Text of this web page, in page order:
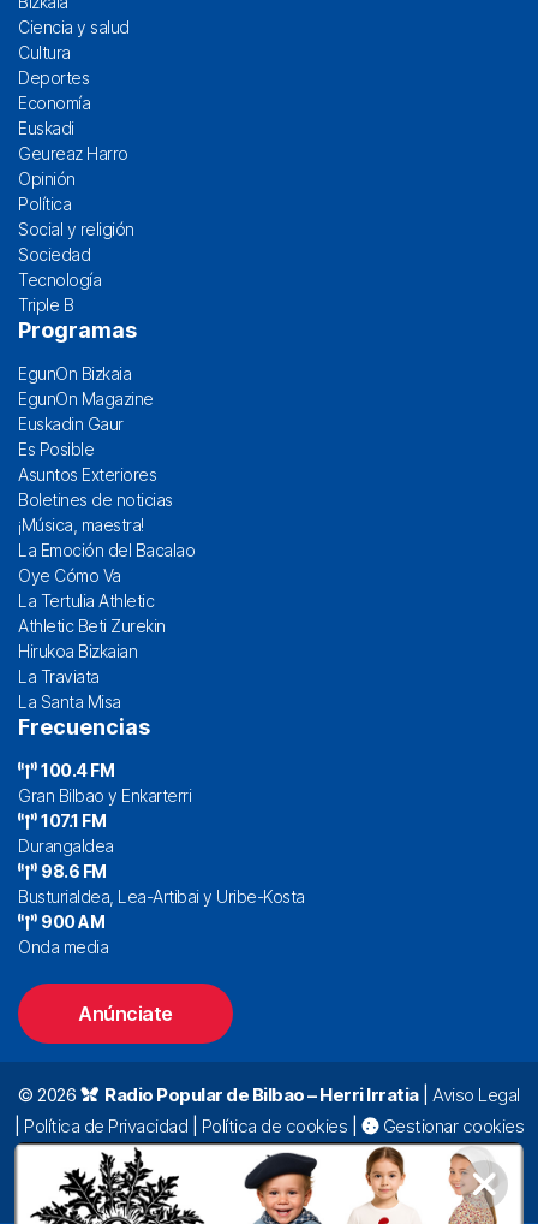
Ciencia y salud
Cultura
Deportes
Economía
Euskadi
Geureaz Harro
Opinión
Política
Social y religión
Sociedad
Tecnología
Triple B
Programas
EgunOn Bizkaia
EgunOn Magazine
Euskadin Gaur
Es Posible
Asuntos Exteriores
Boletines de noticias
¡Música, maestra!
La Emoción del Bacalao
Oye Cómo Va
La Tertulia Athletic
Athletic Beti Zurekin
Hirukoa Bizkaian
La Traviata
La Santa Misa
Frecuencias
100.4 FM
Gran Bilbao y Enkarterri
107.1 FM
Durangaldea
98.6 FM
Busturialdea, Lea-Artibai y Uribe-Kosta
900 AM
Onda media
Anúnciate
© 2026 Radio Popular de Bilbao – Herri Irratia|Aviso Legal
Política de Privacidad Política de cookies
Gestionar cookies
Alda. Mazarredo, 47 – 7º 48009 Bilbao |
94 423 92 00|
oyentes@radiopopular.com